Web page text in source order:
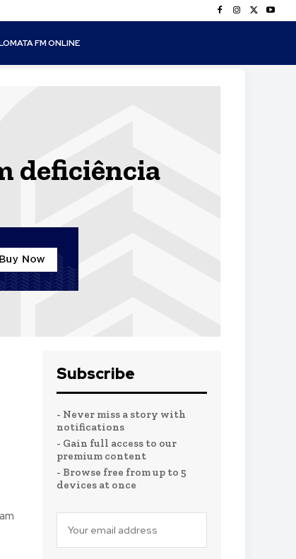
FM ONLINE
deficiência
Subscribe
- Never miss a story with
notifications
- Gain full access to our
premium content
- Browse free from up to 5
devices at once